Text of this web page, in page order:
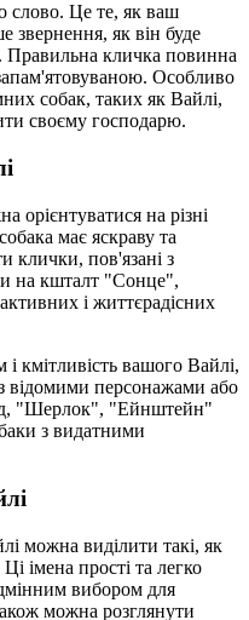
слово. Це те, як ваш
звернення, як він буде
Правильна кличка повинна
Особливо
собак, таких як Вайлі,
своєму господарю.
орієнтуватися на різні
має яскраву та
клички, пов'язані з
на кшталт "Сонце",
і життєрадісних
кмітливість вашого Вайлі,
відомими персонажами або
"Шерлок", "Ейнштейн"
з видатними
можна виділити такі, як
імена прості та легко
вибором для
можна розглянути